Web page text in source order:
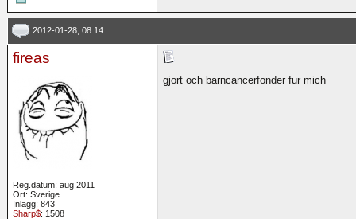
2012-01-28, 08:14
fireas
Reg.datum: aug 2011
Ort: Sverige
Inlägg: 843
Sharp$: 1508
gjort och barncancerfonder fur mich